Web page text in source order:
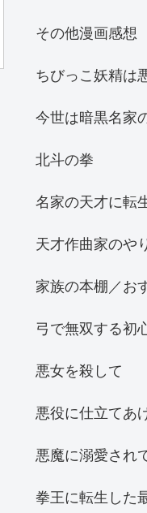
その他漫画感想
ちびっこ妖精は
今世は暗黒名家
北斗の拳
名家の天才に転
天才作曲家のや
家族の本棚／お
弓で無双する初
悪女を殺して
悪役に仕立てあ
悪魔に溺愛され
拳王に転生した